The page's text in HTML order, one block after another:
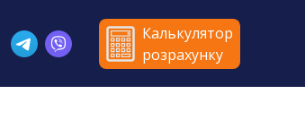
Калькулятор
розрахунку